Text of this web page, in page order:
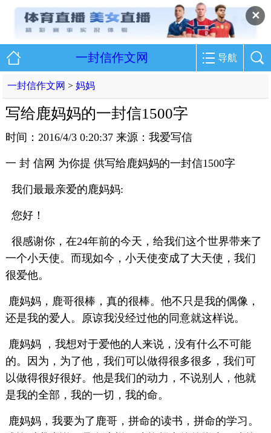
✕
一封信作文网 导航
一封信作文网 >妈妈
写给鹿妈妈的一封信1500字
时间：2016/4/3 0:20:37 来源：我爱写信
一 封 信网 为你提 供写给鹿妈妈的一封信1500字
我们最最亲爱的鹿妈妈:
您好！
很感谢你，在24年前的今天，给我们这个世界带来了
一个小天使。而现如今，小天使变成了大天使，我们
很爱他。
鹿妈妈，鹿哥很棒，真的很棒。他不只是我的偶像，
还是我的爱人。原谅我没经过他的同意就这样说。
鹿妈妈 ，我想对于爱他的人来说，没有什么不可能
的。因为，为了他，我们可以做得很多很多，我们可
以做得很好很好。他是我们的动力，不说别人，他就
是我的全部，我的一切，我的命。
鹿妈妈，我要为了鹿哥，拼命的读书，拼命的学习。